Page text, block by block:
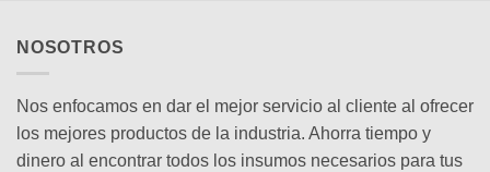
NOSOTROS
Nos enfocamos en dar el mejor servicio al cliente al ofrecer
los mejores productos de la industria. Ahorra tiempo y
dinero al encontrar todos los insumos necesarios para tus